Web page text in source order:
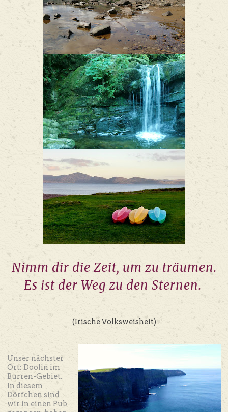
Nimm dir die Zeit, um zu träumen.
Es ist der Weg zu den Sternen.
(Irische Volksweisheit)
Unser nächster
Ort: Doolin im
Burren-Gebiet.
In diesem
Dörfchen sind
wir in einen Pub